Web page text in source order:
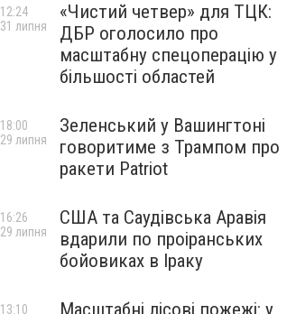
«Чистий четвер» для ТЦК:
ДБР оголосило про
масштабну спецоперацію у
більшості областей
12:24
31 липня
Зеленський у Вашингтоні
говоритиме з Трампом про
ракети Patriot
18:00
29 липня
США та Саудівська Аравія
вдарили по проіранських
бойовиках в Іраку
16:26
29 липня
Масштабні лісові пожежі: у
13:10